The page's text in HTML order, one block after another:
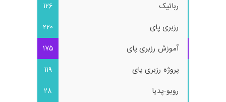
رباتیک
126
رزبری پای
220
آموزش رزبری پای
175
پروژه رزبری پای
119
روبو-پدیا
28